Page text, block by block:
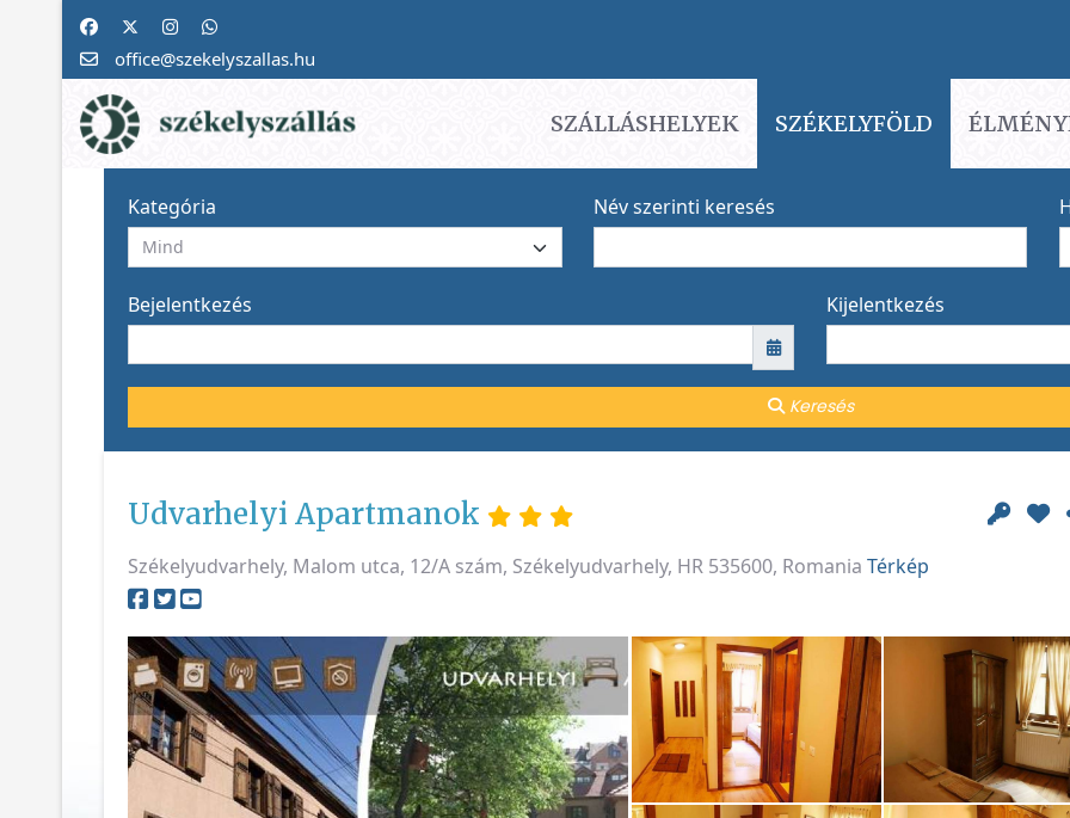
office@szekelyszallas.hu
SZÁLLÁSHELYEK SZÉKELYFÖLD
Kategória Név szerinti keresés
Bejelentkezés Kijelentkezés
Keresés
Udvarhelyi Apartmanok
Székelyudvarhely, Malom utca, 12/A szám, Székelyudvarhely, HR 535600, Romania Térkép